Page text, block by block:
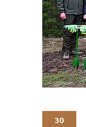
30